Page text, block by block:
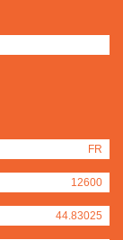
FR
12600
44.83025